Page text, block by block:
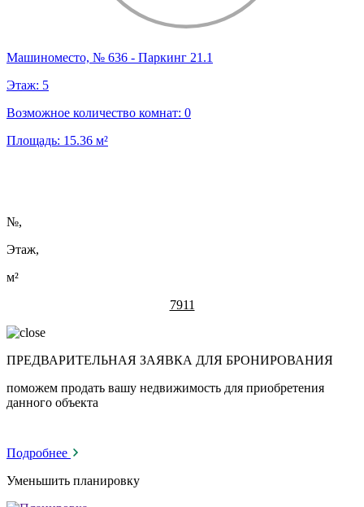
Машиноместо, № 636 - Паркинг 21.1
Этаж: 5
Возможное количество комнат: 0
Площадь: 15.36 м²
№,
Этаж,
м²
7911
ПРЕДВАРИТЕЛЬНАЯ ЗАЯВКА ДЛЯ БРОНИРОВАНИЯ
поможем продать вашу недвижимость для приобретения
данного объекта
Подробнее
Уменьшить планировку